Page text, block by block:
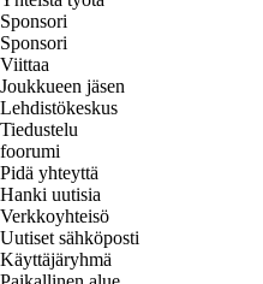
Sponsori
Sponsori
Viittaa
Joukkueen jäsen
Lehdistökeskus
Tiedustelu
foorumi
Pidä yhteyttä
Hanki uutisia
Verkkoyhteisö
Uutiset sähköposti
Käyttäjäryhmä